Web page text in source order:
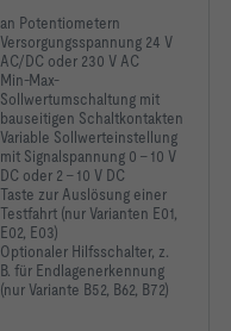
an Potentiometern
Versorgungsspannung 24 V
AC/DC oder 230 V AC
Min-Max-
Sollwertumschaltung mit
bauseitigen Schaltkontakten
Variable Sollwerteinstellung
mit Signalspannung 0 – 10 V
DC oder 2 – 10 V DC
Taste zur Auslösung einer
Testfahrt (nur Varianten E01,
E02, E03)
Optionaler Hilfsschalter, z.
B. für Endlagenerkennung
(nur Variante B52, B62, B72)